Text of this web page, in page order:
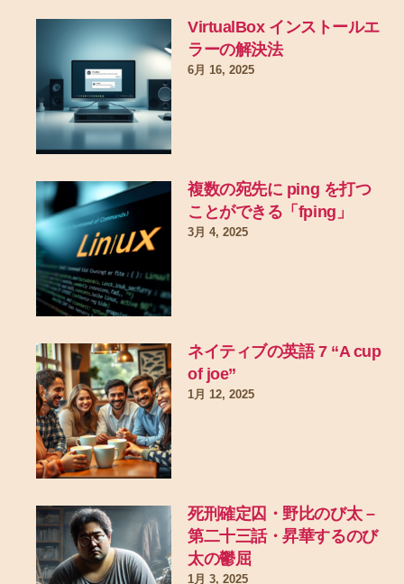
VirtualBox インストールエ
ラーの解決法
6月 16, 2025
複数の宛先に ping を打つ
ことができる「fping」
3月 4, 2025
ネイティブの英語 7 “A cup
of joe”
1月 12, 2025
死刑確定囚・野比のび太 –
第二十三話・昇華するのび
太の鬱屈
1月 3, 2025